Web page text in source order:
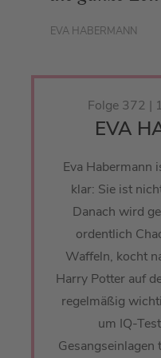
EVA HABERMANN
Folge 372 |
EVA
Eva Habermann
klar: Sie ist
Danach wird
ordentlich
Waffeln, kocht
Harry Potter auf
regelmäßig
um IQ-